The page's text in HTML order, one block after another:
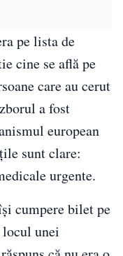
pe lista de
cine se află pe
care au cerut
a fost
european
sunt clare:
urgente.
cumpere bilet pe
unei